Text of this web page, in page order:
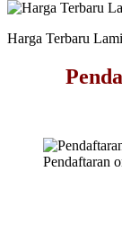
Harga Terbaru
Pendaftaran